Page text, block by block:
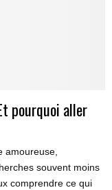
pourquoi aller
amoureuse,
souvent moins
comprendre ce qui